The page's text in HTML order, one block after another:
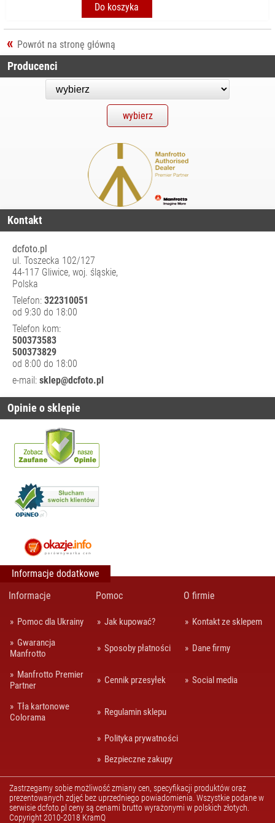
Do koszyka
Powrót na stronę główną
Producenci
Kontakt
dcfoto.pl
ul. Toszecka 102/127
44-117 Gliwice, woj. śląskie,
Polska
Telefon: 322310051
od 9:30 do 18:00
Telefon kom:
500373583
500373829
od 8:00 do 18:00
e-mail: sklep@dcfoto.pl
Opinie o sklepie
Informacje dodatkowe
Informacje
Pomoc O firmie
Pomoc dla Ukrainy Jak kupować?
Kontakt ze sklepem
Gwarancja
Manfrotto
Sposoby płatności Dane firmy
Manfrotto Premier
Partner
Cennik przesyłek Social media
Tła kartonowe
Colorama
Regulamin sklepu
Polityka prywatności
Bezpieczne zakupy
Zastrzegamy sobie możliwość zmiany cen, specyfikacji produktów oraz
prezentowanych zdjęć bez uprzedniego powiadomienia. Wszystkie podane w
serwisie dcfoto.pl ceny są cenami brutto wyrażonymi w polskich złotych.
Copyright 2010-2018 KramQ